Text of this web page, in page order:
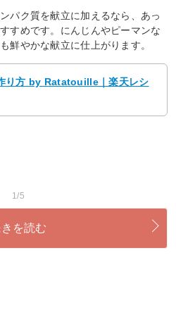
パク質を献立に加えるなら、あっ
すめです。にんじんやピーマンな
鮮やかな献立に仕上がります。
り方 by Ratatouille｜楽天レシ
1/5
を読む